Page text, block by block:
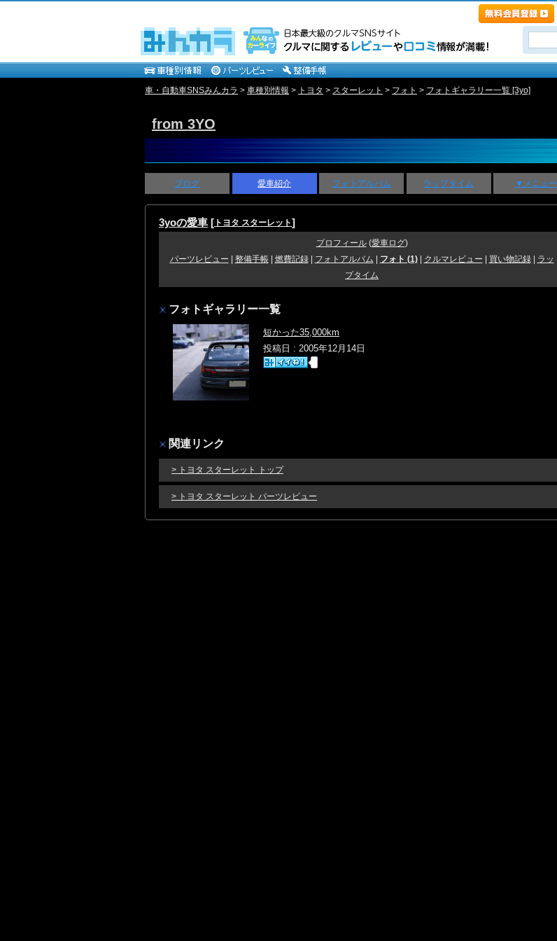
車・自動車SNSみんカラ > 車種別情報 > トヨタ > スターレット > フォト > フォトギャラリー一覧 [3yo]
from 3YO
ブログ 愛車紹介 フォトアルバム ラップタイム ▼メニュー
3yoの愛車 [ トヨタ スターレット]
プロフィール(愛車ログ)
パーツレビュー
整備手帳| 燃費記録| フォトアルバム フォト (1)| クルマレビュー 買い物記録|
ラッ
プタイム
フォトギャラリー一覧
短かった35,000km
投稿日 : 2005年12月14日
関連リンク
> トヨタ スターレット トップ
> トヨタ スターレット パーツレビュー